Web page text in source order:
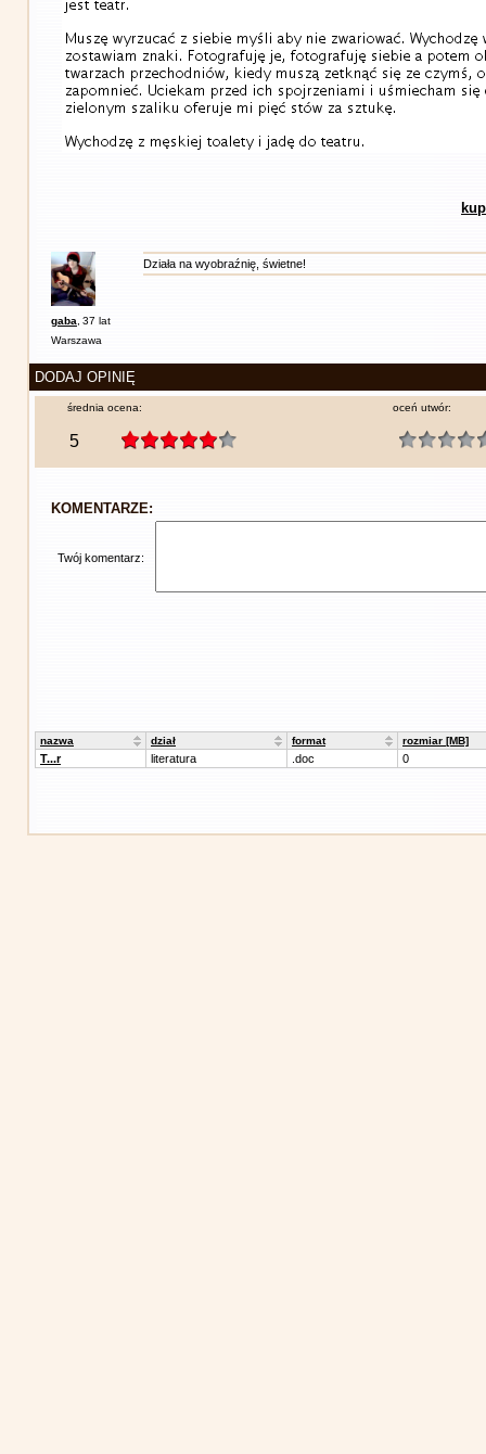
gaba 37 lat
Warszawa
Działa na wyobraźnię, świetne!
DODAJ OPINIĘ
średnia ocena:
5
oceń utwór:
KOMENTARZE:
Twój komentarz:
nazwa dział format rozmiar [MB]
T...r literatura .doc 0